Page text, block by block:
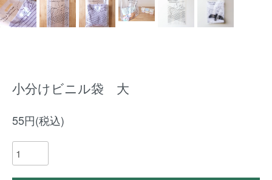
小分けビニル袋 大
55円(税込)